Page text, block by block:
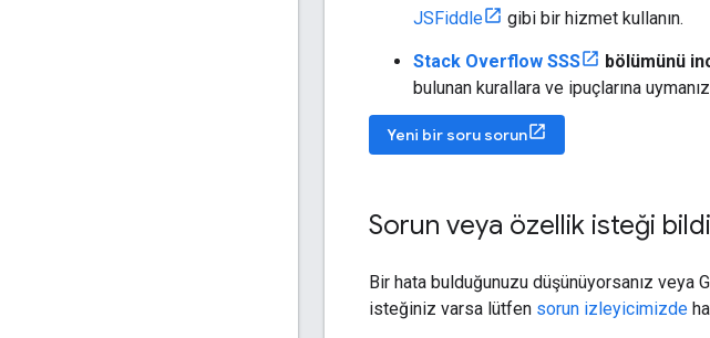
JSFiddle
gibi bir hizmet kullanın.
Stack Overflow SSS bölümünü
bulunan kurallara ve ipuçlarına
Yeni bir soru sorun
Sorun veya özellik isteği
Bir hata bulduğunuzu düşünüyorsanız
isteğiniz varsa lütfen sorun izleyicimizde